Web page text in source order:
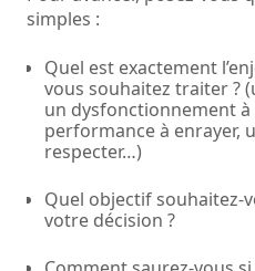
simples :
Quel est exactement
vous souhaitez traiter ?
un dysfonctionnement
performance à enrayer,
respecter…)
Quel objectif souhaitez-
votre décision ?